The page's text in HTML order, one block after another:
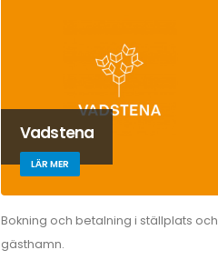
Vadstena
LÄR MER
Bokning och betalning i ställplats och
gästhamn.